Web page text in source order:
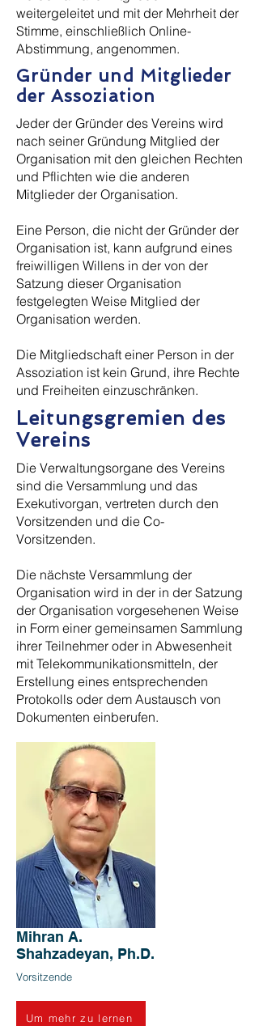
weitergeleitet und mit der Mehrheit der
Stimme, einschließlich Online-
Abstimmung, angenommen.
Gründer und Mitglieder
der Assoziation
Jeder der Gründer des Vereins wird
nach seiner Gründung Mitglied der
Organisation mit den gleichen Rechten
und Pflichten wie die anderen
Mitglieder der Organisation.
Eine Person, die nicht der Gründer der
Organisation ist, kann aufgrund eines
freiwilligen Willens in der von der
Satzung dieser Organisation
festgelegten Weise Mitglied der
Organisation werden.
Die Mitgliedschaft einer Person in der
Assoziation ist kein Grund, ihre Rechte
und Freiheiten einzuschränken.
Leitungsgremien des
Vereins
Die Verwaltungsorgane des Vereins
sind die Versammlung und das
Exekutivorgan, vertreten durch den
Vorsitzenden und die Co-
Vorsitzenden.
Die nächste Versammlung der
Organisation wird in der in der Satzung
der Organisation vorgesehenen Weise
in Form einer gemeinsamen Sammlung
ihrer Teilnehmer oder in Abwesenheit
mit Telekommunikationsmitteln, der
Erstellung eines entsprechenden
Protokolls oder dem Austausch von
Dokumenten einberufen.
Mihran A.
Shahzadeyan, Ph.D.
Vorsitzende
Um mehr zu lernen